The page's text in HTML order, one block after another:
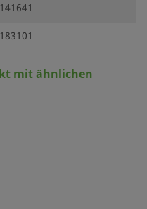
mit ähnlichen